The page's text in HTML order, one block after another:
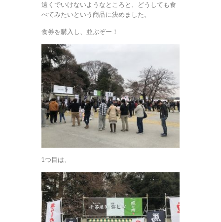
遠くでいけないようなところと、どうしても食
べてみたいという商品に決めました。
食券を購入し、並ぶぞー！
1つ目は、